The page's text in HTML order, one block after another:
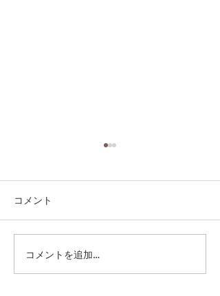
第41回日本クラブユース
サッカー選手権（U-15）
コメント
コメントを追加…